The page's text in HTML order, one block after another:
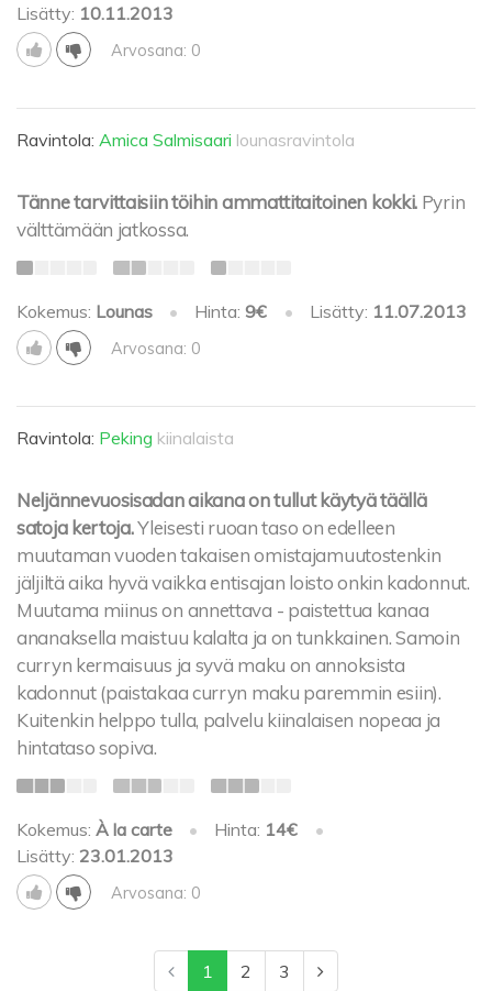
Lisätty: 10.11.2013
Arvosana: 0
Ravintola: Amica Salmisaari lounasravintola
Tänne tarvittaisiin töihin ammattitaitoinen kokki. Pyrin
välttämään jatkossa.
Kokemus: Lounas • Hinta:9€ • Lisätty: 11.07.2013
Arvosana: 0
Ravintola: Peking kiinalaista
Neljännevuosisadan aikana on tullut käytyä täällä
satoja kertoja.Yleisesti ruoan taso on edelleen
muutaman vuoden takaisen omistajamuutostenkin
jäljiltä aika hyvä vaikka entisajan loisto onkin kadonnut.
Muutama miinus on annettava - paistettua kanaa
ananaksella maistuu kalalta ja on tunkkainen. Samoin
curryn kermaisuus ja syvä maku on annoksista
kadonnut (paistakaa curryn maku paremmin esiin).
Kuitenkin helppo tulla, palvelu kiinalaisen nopeaa ja
hintataso sopiva.
Kokemus: À la carte • Hinta: 14€
•
Lisätty: 23.01.2013
Arvosana: 0
1 2 3